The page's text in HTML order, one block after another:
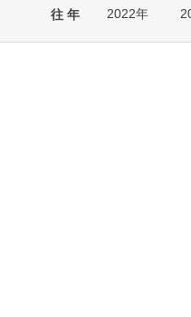
往 年 2022年